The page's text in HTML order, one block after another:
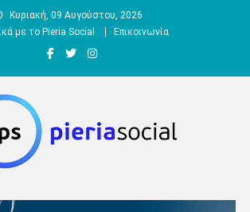
Κυριακή, 09 Αυγούστου, 2026
με το Pieria Social
Επικοινωνία